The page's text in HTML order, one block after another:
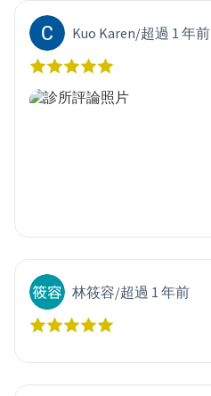
Kuo Karen/超過 1 年前
林筱容/超過 1 年前